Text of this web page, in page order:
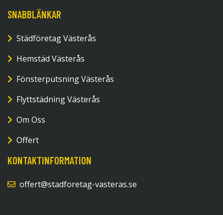
SNABBLÄNKAR
Städföretag Västerås
Hemstäd Västerås
Fönsterputsning Västerås
Flyttstädning Västerås
Om Oss
Offert
KONTAKTINFORMATION
offert@stadforetag-vasteras.se